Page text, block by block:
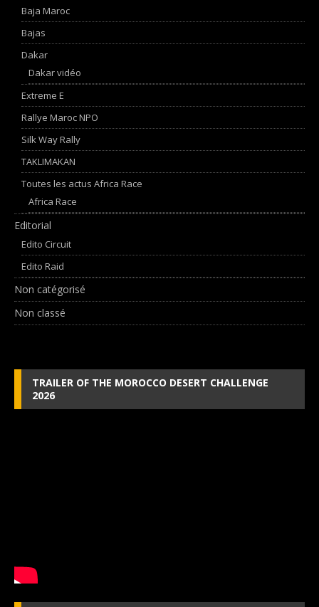
Baja Maroc
Bajas
Dakar
Dakar vidéo
Extreme E
Rallye Maroc NPO
Silk Way Rally
TAKLIMAKAN
Toutes les actus Africa Race
Africa Race
Editorial
Edito Circuit
Edito Raid
Non catégorisé
Non classé
TRAILER OF THE MOROCCO DESERT CHALLENGE
2026